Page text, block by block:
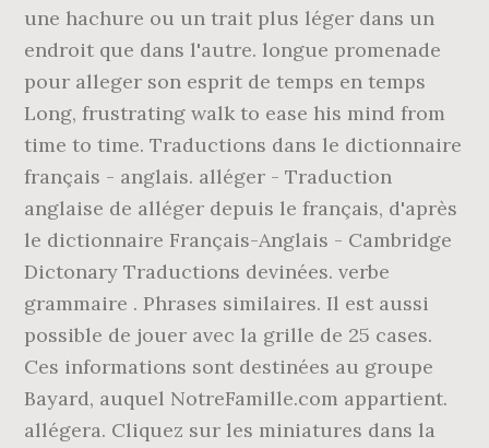
une hachure ou un trait plus léger dans un
endroit que dans l'autre. longue promenade
pour alleger son esprit de temps en temps
Long, frustrating walk to ease his mind from
time to time. Traductions dans le dictionnaire
français - anglais. alléger - Traduction
anglaise de alléger depuis le français, d'après
le dictionnaire Français-Anglais - Cambridge
Dictonary Traductions devinées. verbe
grammaire . Phrases similaires. Il est aussi
possible de jouer avec la grille de 25 cases.
Ces informations sont destinées au groupe
Bayard, auquel NotreFamille.com appartient.
allégera. Cliquez sur les miniatures dans la